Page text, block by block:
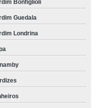
Bonfiglioli
Guedala
Londrina